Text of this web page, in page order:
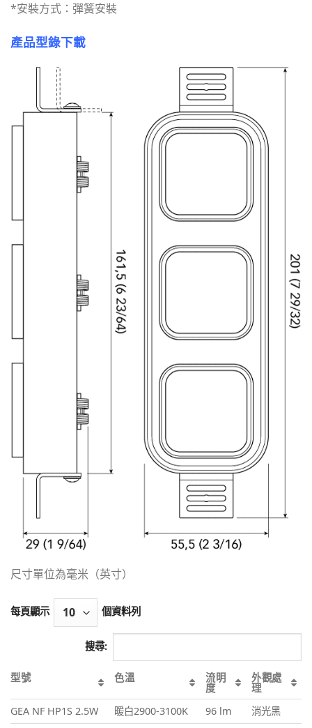
*安裝方式：彈簧安裝
產品型錄下載
尺寸單位為毫米（英寸）
每頁顯示 個資料列
搜尋:
型號 色溫 流明
度
外觀處
理
GEA NF HP1S 2.5W
暖白2900-3100K 96 lm
消光黑